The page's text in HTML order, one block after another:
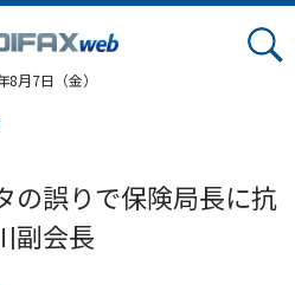
8月7日（金）
の誤りで保険局長に抗
会長